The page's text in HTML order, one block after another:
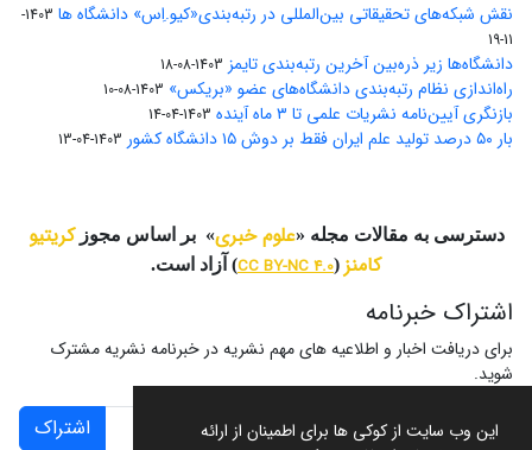
این وب سایت از کوکی ها برای اطمینان از ارائه
نقش شبکه‌های تحقیقاتی بین‌المللی در رتبه‌بندی«کیو.اِس» دانشگاه ها
1403-
11-19
دانشگاه‌ها زیر ذره‌بین آخرین رتبه‌بندی تایمز 1403-08-18
راه‌اندازی نظام رتبه‌بندی دانشگاه‌‌های عضو «بریکس» 1403-08-10
بازنگری آیین‌نامه نشریات علمی تا ۳ ماه آینده 1403-04-14
بار ۵۰ درصد تولید علم ایران فقط بر دوش ۱۵ دانشگاه کشور 1403-04-13
دسترسی به مقالات مجله «علوم خبری» بر اساس مجوزکریتیو
کامنز (
CC BY-NC 4.0) آزاد است.
اشتراک خبرنامه
برای دریافت اخبار و اطلاعیه های مهم نشریه در خبرنامه نشریه مشترک
شوید.
اشتراک